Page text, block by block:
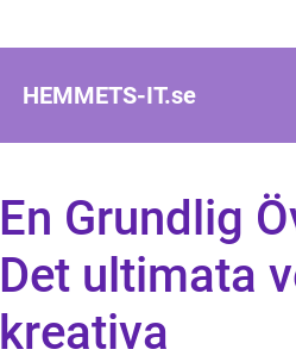
HEMMETS-IT.se
En Grundlig
Det ultimata
kreativa